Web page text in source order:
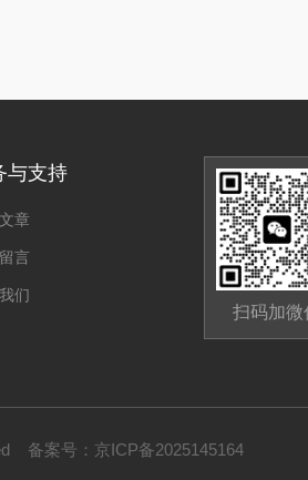
与支持
章
言
们
扫码加微
备案号： 京ICP备2025145164